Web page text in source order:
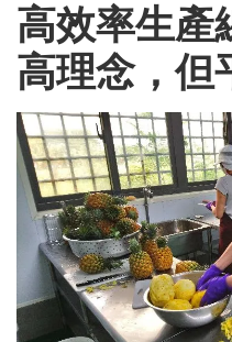
高效率生產
高理念，但